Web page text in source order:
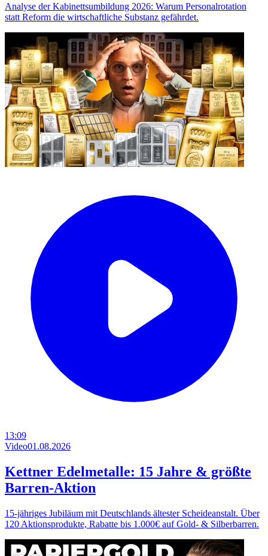
Analyse der Kabinettsumbildung 2026: Warum Personalrotation
statt Reform die wirtschaftliche Substanz gefährdet.
13:09
Video01.08.2026
Kettner Edelmetalle: 15 Jahre & größte
Barren-Aktion
15-jähriges Jubiläum mit Deutschlands ältester Scheideanstalt. Über
120 Aktionsprodukte, Rabatte bis 1.000€ auf Gold- & Silberbarren.